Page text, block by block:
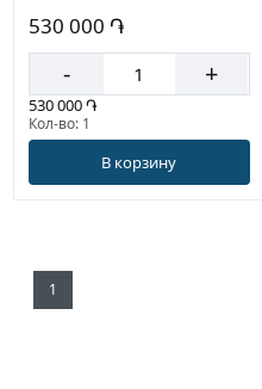
530 000 ֏
- +
530 000 ֏
Кол-во: 1
В корзину
1